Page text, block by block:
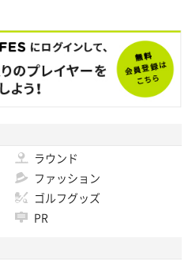
ラウンド
ファッション
ゴルフグッズ
PR